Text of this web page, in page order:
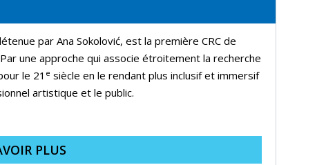
par Ana Sokolović, est la première CRC de
une approche qui associe étroitement la recherche
le 21 e siècle en le rendant plus inclusif et immersif
artistique et le public.
PLUS